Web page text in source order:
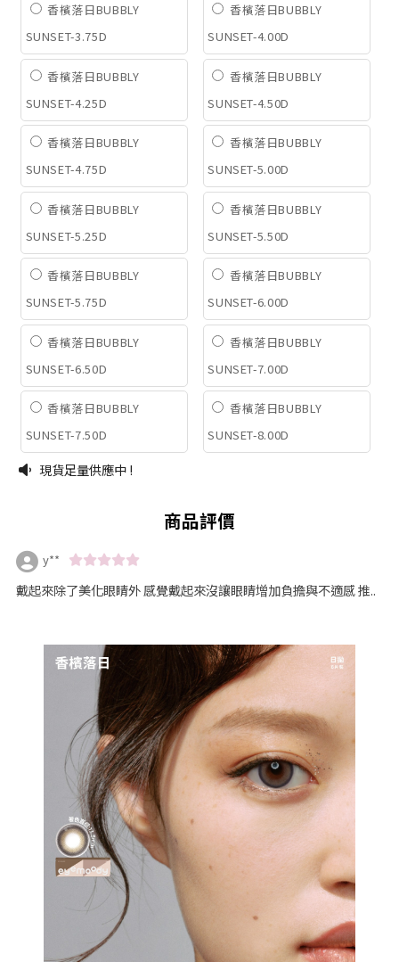
香檳落日BUBBLY
SUNSET-3.75D
香檳落日BUBBLY
SUNSET-4.00D
香檳落日BUBBLY
SUNSET-4.25D
香檳落日BUBBLY
SUNSET-4.50D
香檳落日BUBBLY
SUNSET-4.75D
香檳落日BUBBLY
SUNSET-5.00D
香檳落日BUBBLY
SUNSET-5.25D
香檳落日BUBBLY
SUNSET-5.50D
香檳落日BUBBLY
SUNSET-5.75D
香檳落日BUBBLY
SUNSET-6.00D
香檳落日BUBBLY
SUNSET-6.50D
香檳落日BUBBLY
SUNSET-7.00D
香檳落日BUBBLY
SUNSET-7.50D
香檳落日BUBBLY
SUNSET-8.00D
現貨足量供應中 !
商品評價
y**
戴起來除了美化眼睛外 感覺戴起來沒讓眼睛增加負擔與不適感 推..